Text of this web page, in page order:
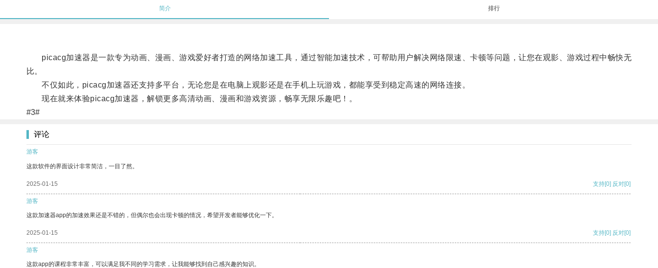
简介 排行
picacg加速器是一款专为动画、漫画、游戏爱好者打造的网络加速工具，通过智能加速技术，可帮助用户解决网络限速、卡顿等问题，让您在观影、游戏过程中畅快无
比。
不仅如此，picacg加速器还支持多平台，无论您是在电脑上观影还是在手机上玩游戏，都能享受到稳定高速的网络连接。
现在就来体验picacg加速器，解锁更多高清动画、漫画和游戏资源，畅享无限乐趣吧！。
#3#
评论
游客
这款软件的界面设计非常简洁，一目了然。
2025-01-15 支持[0] 反对[0]
游客
这款加速器app的加速效果还是不错的，但偶尔也会出现卡顿的情况，希望开发者能够优化一下。
2025-01-15 支持[0] 反对[0]
游客
这款app的课程非常丰富，可以满足我不同的学习需求，让我能够找到自己感兴趣的知识。